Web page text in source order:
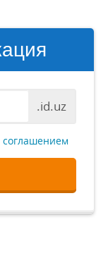
.id.uz
соглашением